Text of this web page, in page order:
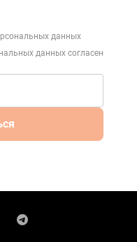
данных
данных согласен